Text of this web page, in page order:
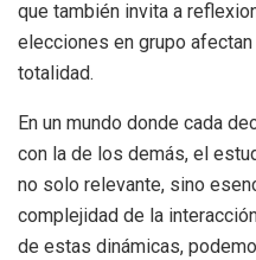
que también invita a
elecciones en grupo
totalidad.
En un mundo donde cada
con la de los demás, el
no solo relevante, sino
complejidad de la
de estas dinámicas,